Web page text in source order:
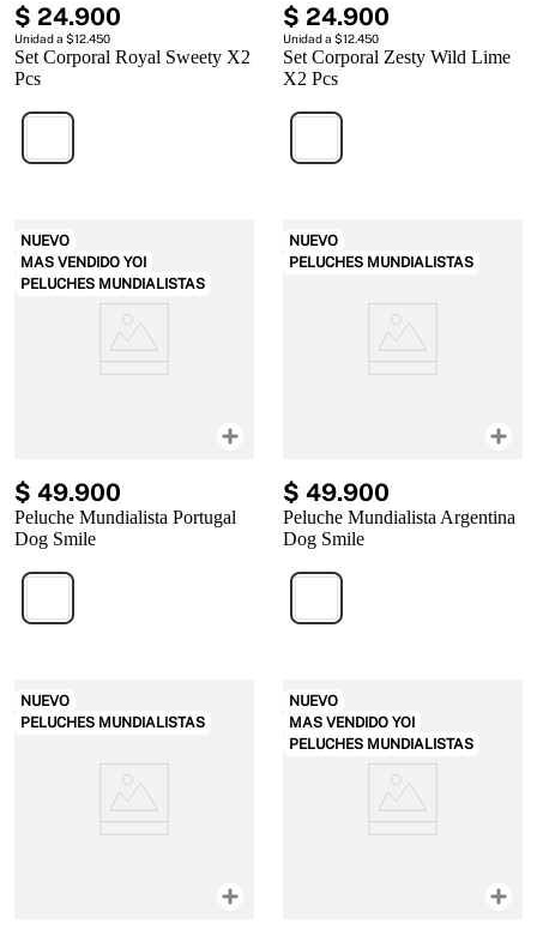
$ 24.900
Unidad a $12.450
Set Corporal Royal Sweety X2
Pcs
$ 24.900
Unidad a $12.450
Set Corporal Zesty Wild Lime
X2 Pcs
NUEVO
MAS VENDIDO YOI
PELUCHES MUNDIALISTAS
$ 49.900
Peluche Mundialista Portugal
Dog Smile
NUEVO
PELUCHES MUNDIALISTAS
$ 49.900
Peluche Mundialista Argentina
Dog Smile
NUEVO
PELUCHES MUNDIALISTAS
NUEVO
MAS VENDIDO YOI
PELUCHES MUNDIALISTAS